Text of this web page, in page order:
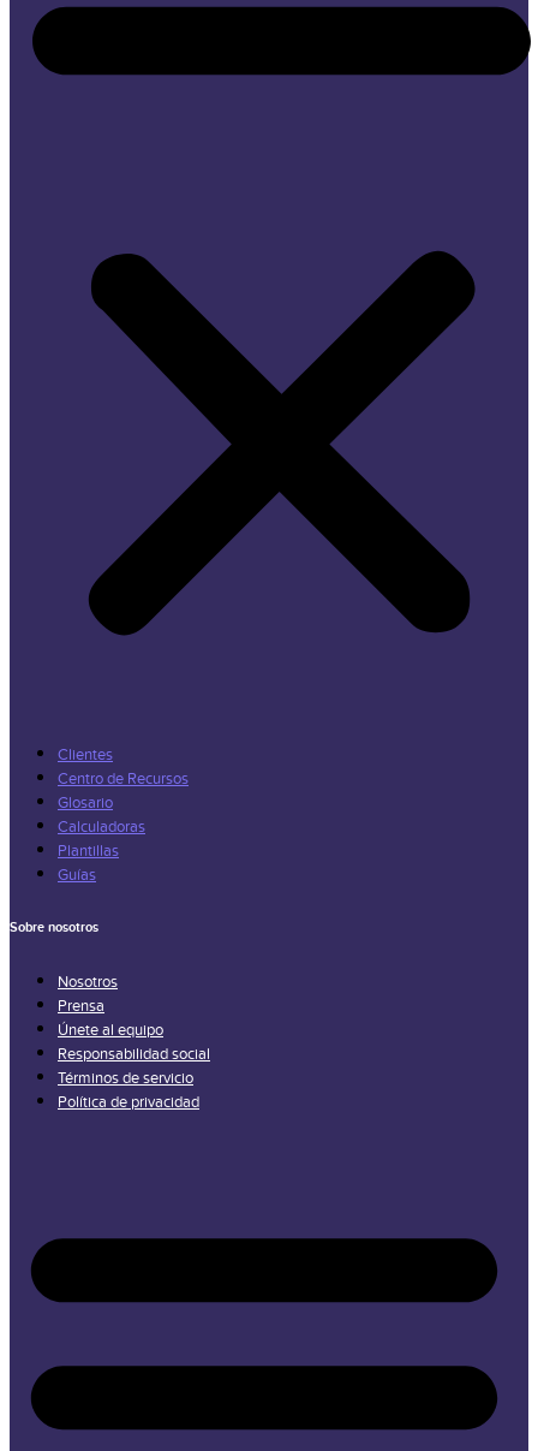
Clientes
Centro de Recursos
Glosario
Calculadoras
Plantillas
Guías
Sobre nosotros
Nosotros
Prensa
Únete al equipo
Responsabilidad social
Términos de servicio
Política de privacidad